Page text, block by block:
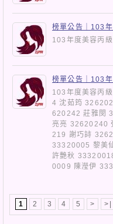
榜單公告｜103
103年度美容丙
榜單公告｜103
103年度美容丙
4 沈茹筠
620242 莊雅閔
亮亮 32620240
219 謝巧詩
33320005 黎美
許艷秋
0009 陳瀅伊
1 2 3 4 5 > >|